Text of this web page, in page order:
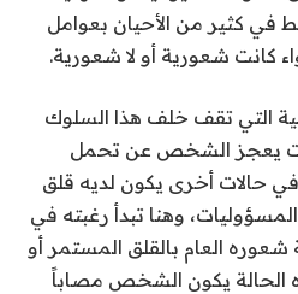
في كثير من الأحيان بعوامل
كانت شعورية أو لا شعورية.
التي تقف خلف هذا السلوك
يعجز الشخص عن تحمل
حالات أخرى يكون لديه قلق
وهنا تبدأ رغبته في
العام بالقلق المستمر أو
الحالة يكون الشخص مصاباً